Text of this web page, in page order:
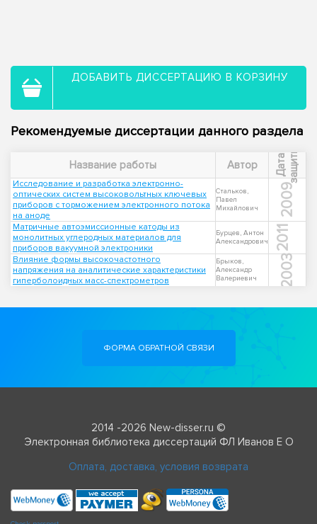
ДОБАВИТЬ ДИССЕРТАЦИЮ В КОРЗИНУ
Рекомендуемые диссертации данного раздела
Название работы Автор Д
а
т
а
з
а
щ
и
т ы
Исследование и разработка электронно-
оптических систем высоковольтных ключевых
приборов с торможением электронного потока
на аноде
Стальков,
Павел
Михайлович
2009
Матричные автоэмиссионные катоды из
монолитных углеродных материалов для
приборов вакуумной электроники
Бурцев, Антон
Александрович
2011
Влияние формы высокочастотного
напряжения на аналитические характеристики
гиперболоидных масс-спектрометров
Брыков,
Александр
Валериевич
2003
ФОРМА ОБРАТНОЙ СВЯЗИ
2014 -2026 New-disser.ru ©
Электронная библиотека диссертаций ФЛ Иванов Е О
Оплата, доставка, условия возврата